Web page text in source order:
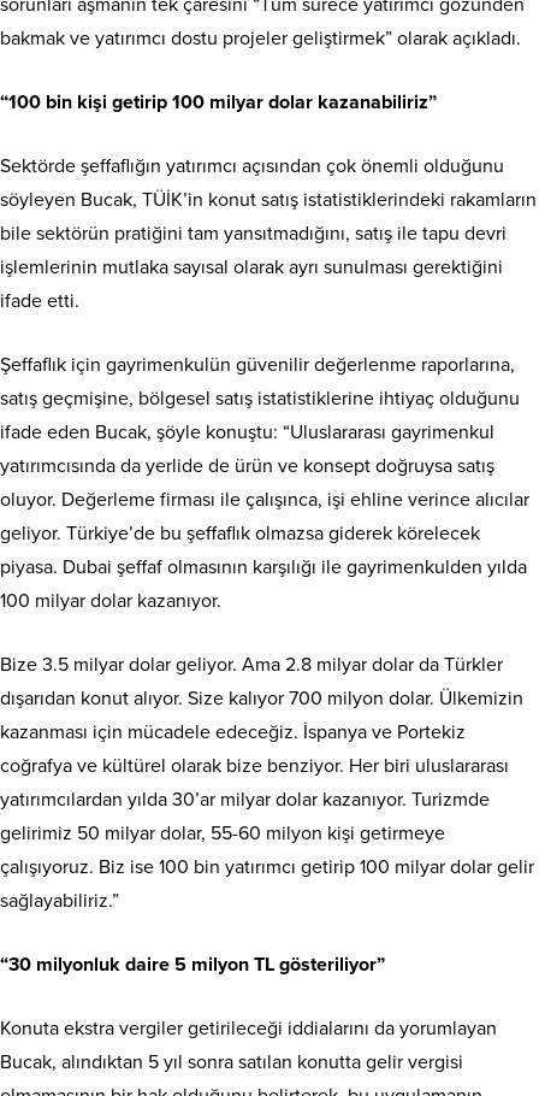
bakmak ve ya­tırımcı dostu projeler geliştir­mek” olarak açıkladı.
“100 bin kişi getirip 100 milyar dolar kazanabiliriz”
Sektörde şeffaflığın yatırım­cı açısından çok önemli oldu­ğunu
söyleyen Bucak, TÜİK’in konut satış istatistiklerindeki rakamların
bile sektörün pra­tiğini tam yansıtmadığını, sa­tış ile tapu devri
işlemlerinin mutlaka sayısal olarak ayrı su­nulması gerektiğini
ifade etti.
Şeffaflık için gayrimenkulün güvenilir değerlenme raporla­rına,
satış geçmişine, bölgesel satış istatistiklerine ihtiyaç ol­duğunu
ifade eden Bucak, şöy­le konuştu: “Uluslararası gayri­menkul
yatırımcısında da yerli­de de ürün ve konsept doğruysa satış
oluyor. Değerleme firma­sı ile çalışınca, işi ehline verin­ce alıcılar
geliyor. Türkiye’de bu şeffaflık olmazsa giderek kö­relecek
piyasa. Dubai şeffaf ol­masının karşılığı ile gayrimen­kulden yılda
100 milyar dolar kazanıyor.
Bize 3.5 milyar dolar geliyor. Ama 2.8 milyar dolar da Türkler
dışarıdan konut alıyor. Size kalıyor 700 milyon dolar. Ülkemizin
kazanması için mü­cadele edeceğiz. İspanya ve Por­tekiz
coğrafya ve kültürel olarak bize benziyor. Her biri uluslara­rası
yatırımcılardan yılda 30’ar milyar dolar kazanıyor. Tu­rizmde
gelirimiz 50 milyar do­lar, 55-60 milyon kişi getirmeye
çalışıyoruz. Biz ise 100 bin ya­tırımcı getirip 100 milyar dolar gelir
sağlayabiliriz.”
“30 milyonluk daire 5 milyon TL gösteriliyor”
Konuta ekstra vergiler geti­rileceği iddialarını da yorumla­yan
Bucak, alındıktan 5 yıl son­ra satılan konutta gelir vergisi